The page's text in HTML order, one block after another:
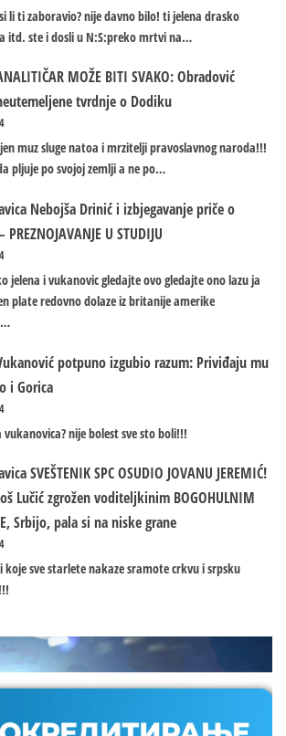
li ti zaboravio? nije davno bilo! ti jelena drasko
itd. ste i dosli u N:S:preko mrtvi na…
MOŽE BITI SVAKO: Obradović
tvrdnje o Dodiku
muz sluge natoa i mrzitelji pravoslavnog naroda!!!
pljuje po svojoj zemlji a ne po…
Nebojša Drinić i izbjegavanje priče o
U STUDIJU
jelena i vukanovic gledajte ovo gledajte ono lazu ja
plate redovno dolaze iz britanije amerike
potpuno izgubio razum: Priviđaju mu
i Gorica
vukanovica? nije bolest sve sto boli!!!
SVEŠTENIK SPC OSUDIO JOVANU JEREMIĆ!
Lučić zgrožen voditeljkinim BOGOHULNIM
Srbijo, pala si na niske grane
koje sve starlete nakaze sramote crkvu i srpsku